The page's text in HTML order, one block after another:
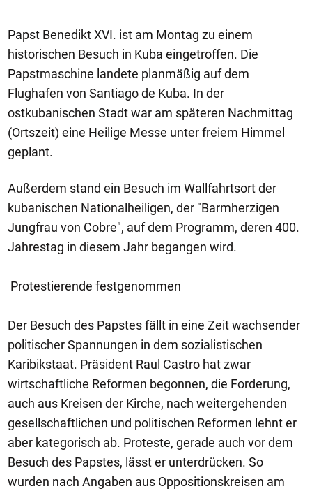
Papst Benedikt XVI. ist am Montag zu einem
historischen Besuch in Kuba eingetroffen. Die
Papstmaschine landete planmäßig auf dem
Flughafen von Santiago de Kuba. In der
ostkubanischen Stadt war am späteren Nachmittag
(Ortszeit) eine Heilige Messe unter freiem Himmel
geplant.
Außerdem stand ein Besuch im Wallfahrtsort der
kubanischen Nationalheiligen, der "Barmherzigen
Jungfrau von Cobre", auf dem Programm, deren 400.
Jahrestag in diesem Jahr begangen wird.
Protestierende festgenommen
Der Besuch des Papstes fällt in eine Zeit wachsender
politischer Spannungen in dem sozialistischen
Karibikstaat. Präsident Raul Castro hat zwar
wirtschaftliche Reformen begonnen, die Forderung,
auch aus Kreisen der Kirche, nach weitergehenden
gesellschaftlichen und politischen Reformen lehnt er
aber kategorisch ab. Proteste, gerade auch vor dem
Besuch des Papstes, lässt er unterdrücken. So
wurden nach Angaben aus Oppositionskreisen am